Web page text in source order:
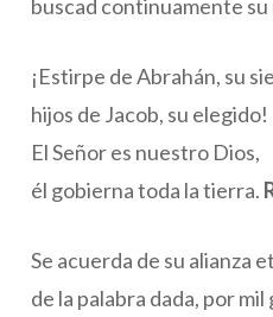
buscad continuamente
¡Estirpe de Abrahán, su
hijos de Jacob, su elegido!
El Señor es nuestro Dios,
él gobierna toda la tierra.
Se acuerda de su alianza
de la palabra dada, por